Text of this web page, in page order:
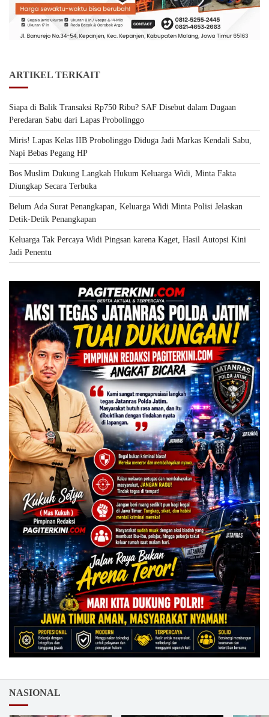
ARTIKEL TERKAIT
Siapa di Balik Transaksi Rp750 Ribu? SAF Disebut dalam Dugaan
Peredaran Sabu dari Lapas Probolinggo
Miris! Lapas Kelas IIB Probolinggo Diduga Jadi Markas Kendali Sabu,
Napi Bebas Pegang HP
Bos Muslim Dukung Langkah Hukum Keluarga Widi, Minta Fakta
Diungkap Secara Terbuka
Belum Ada Surat Penangkapan, Keluarga Widi Minta Polisi Jelaskan
Detik-Detik Penangkapan
Keluarga Tak Percaya Widi Pingsan karena Kaget, Hasil Autopsi Kini
Jadi Penentu
NASIONAL